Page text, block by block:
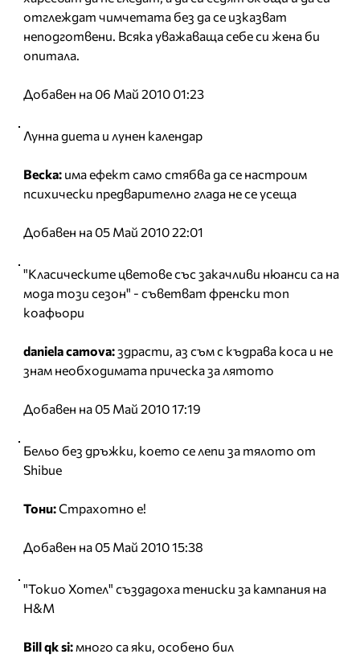
отглеждат чимчетата без да се изказват
неподготвени. Всяка уважаваща себе си жена би
опитала.
Добавен на 06 Май 2010 01:23
Лунна диета и лунен календар
Веска: има ефект само стябва да се настроим
психически предварително глада не се усеща
Добавен на 05 Май 2010 22:01
"Класическите цветове със закачливи нюанси са на
мода този сезон" - съветват френски топ
коафьори
daniela camova:здрасти, аз съм с къдрава коса и не
знам необходимата прическа за лятото
Добавен на 05 Май 2010 17:19
Бельо без дръжки, което се лепи за тялото от
Shibue
Тони:Страхотно е!
Добавен на 05 Май 2010 15:38
"Токио Хотел" създадоха тениски за кампания на
H&M
Bill qk si:много са яки, особено бил